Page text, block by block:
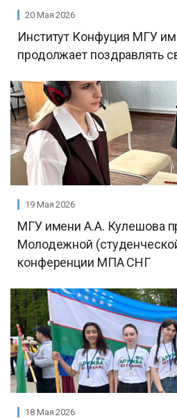
20 Мая 2026
Институт Конфуция МГУ
продолжает поздравлять
19 Мая 2026
МГУ имени А.А. Кулешова
Молодежной
конференции МПА СНГ
18 Мая 2026